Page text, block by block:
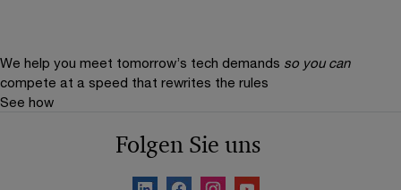
We help you meet tomorrow’s tech demands so you can
compete at a speed that rewrites the rules
See how
Folgen Sie uns